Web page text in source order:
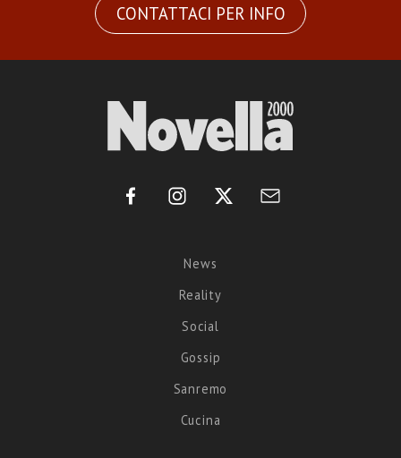
CONTATTACI PER INFO
News
Reality
Social
Gossip
Sanremo
Cucina